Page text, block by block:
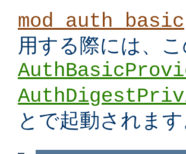
mod_auth_basic
用する際には、
とで起動されます